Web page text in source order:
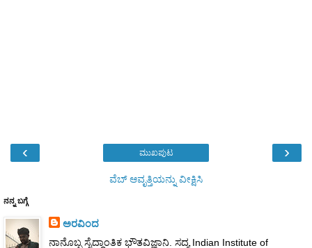
‹ ›
ಮುಖಪುಟ
ವೆಬ್‌ ಆವೃತ್ತಿಯನ್ನು ವೀಕ್ಷಿಸಿ
ನನ್ನ ಬಗ್ಗೆ
ಅರವಿಂದ
ನಾನೊಬ್ಬ ಸೈದ್ಧಾಂತಿಕ ಭೌತವಿಜ್ಞಾನಿ. ಸದ್ಯ Indian Institute of